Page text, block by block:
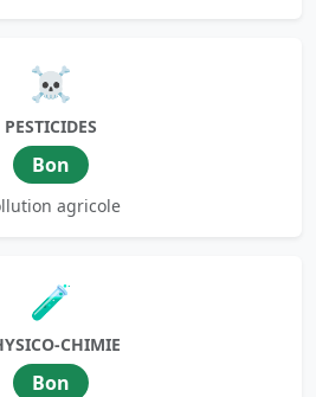
☠️
PESTICIDES
Bon
agricole
🧪
CHIMIE
Bon